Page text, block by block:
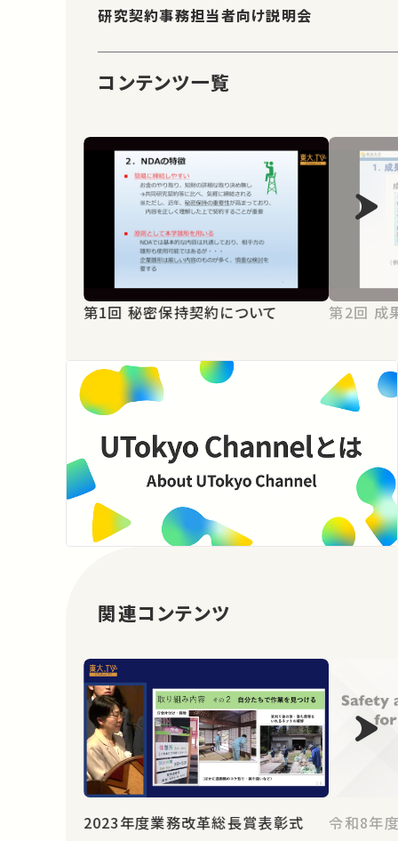
研究契約事務担当者向け説明会
コンテンツ一覧
第1回 秘密保持契約について 第2
関連コンテンツ
2023年度業務改革総長賞表彰式 令和8年